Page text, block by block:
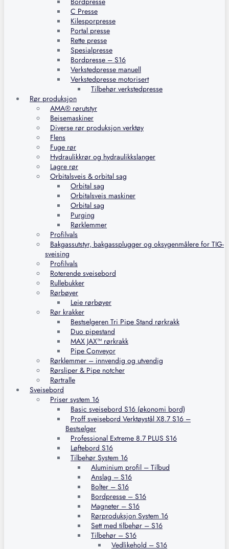
C Presse
Kilesporpresse
Portal presse
Rette presse
Spesialpresse
Bordpresse – S16
Verkstedpresse manuell
Verkstedpresse motorisert
Tilbehør verkstedpresse
Rør produksjon
AMA® rørutstyr
Beisemaskiner
Diverse rør produksjon verktøy
Flens
Fuge rør
Hydraulikkrør og hydraulikkslanger
Lagre rør
Orbitalsveis & orbital sag
Orbital sag
Orbitalsveis maskiner
Orbital sag
Purging
Rørklemmer
Profilvals
Bakgassutstyr, bakgassplugger og oksygenmålere for TIG-
sveising
Profilvals
Roterende sveisebord
Rullebukker
Rørbøyer
Leie rørbøyer
Rør krakker
Bestselgeren Tri Pipe Stand rørkrakk
Duo pipestand
MAX JAX™ rørkrakk
Pipe Conveyor
Rørklemmer – innvendig og utvendig
Rørsliper & Pipe notcher
Rørtralle
Sveisebord
Priser system 16
Basic sveisebord S16 (økonomi bord)
Proff sveisebord Verktøystål X8.7 S16 –
Bestselger
Professional Extreme 8.7 PLUS S16
Løftebord S16
Tilbehør System 16
Aluminium profil – Tilbud
Anslag – S16
Bolter – S16
Bordpresse – S16
Magneter – S16
Rørproduksjon System 16
Sett med tilbehør – S16
Tilbehør – S16
Vedlikehold – S16